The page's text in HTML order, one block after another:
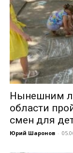
Нынешним
области
смен для
Юрий Шаронов -